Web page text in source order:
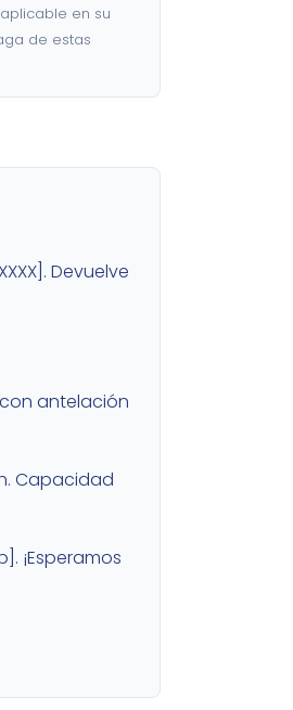
en su
de estas
Devuelve
con antelación
Capacidad
¡Esperamos